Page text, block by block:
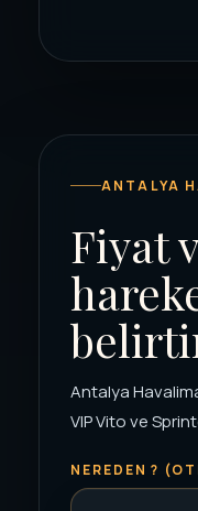
ANTALYA
Fiyat
Antalya
VIP Vito ve
NEREDEN ?